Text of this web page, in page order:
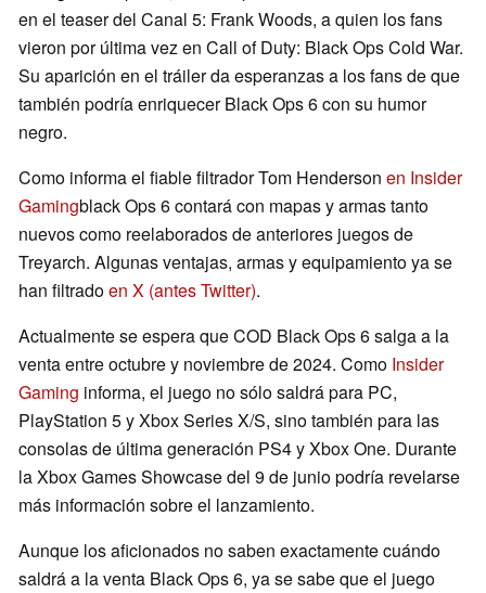
en el teaser del Canal 5: Frank Woods, a quien los fans
vieron por última vez en Call of Duty: Black Ops Cold War.
Su aparición en el tráiler da esperanzas a los fans de que
también podría enriquecer Black Ops 6 con su humor
negro.
Como informa el fiable filtrador Tom Henderson en Insider
Gamingblack Ops 6 contará con mapas y armas tanto
nuevos como reelaborados de anteriores juegos de
Treyarch. Algunas ventajas, armas y equipamiento ya se
han filtradoen X (antes Twitter).
Actualmente se espera que COD Black Ops 6 salga a la
venta entre octubre y noviembre de 2024. Como Insider
Gaming informa, el juego no sólo saldrá para PC,
PlayStation 5 y Xbox Series X/S, sino también para las
consolas de última generación PS4 y Xbox One. Durante
la Xbox Games Showcase del 9 de junio podría revelarse
más información sobre el lanzamiento.
Aunque los aficionados no saben exactamente cuándo
saldrá a la venta Black Ops 6, ya se sabe que el juego